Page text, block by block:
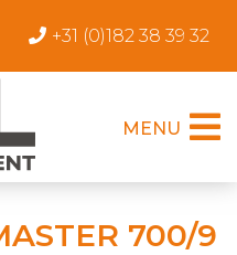
+31 (0)182 38 39 32
MENU
700/9